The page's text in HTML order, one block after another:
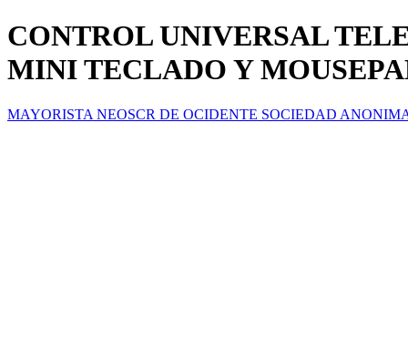
CONTROL UNIVERSAL
MINI TECLADO Y
MAYORISTA NEOSCR DE OCIDENTE SOCIEDAD